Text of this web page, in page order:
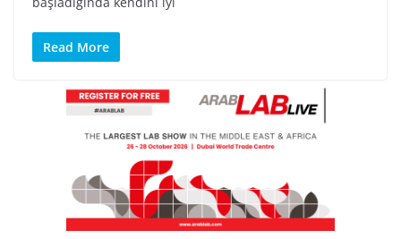
Read More